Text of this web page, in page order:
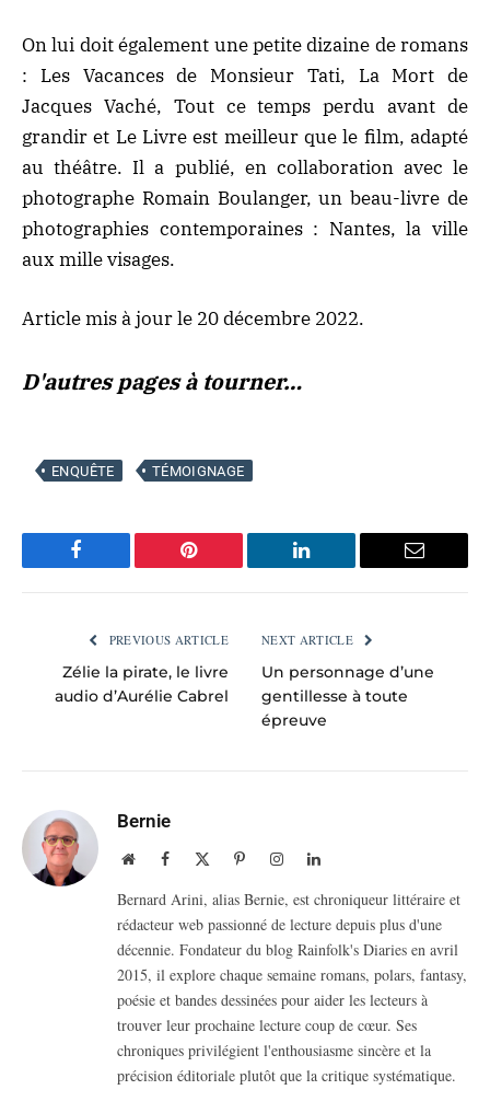
On lui doit également une petite dizaine de romans
: Les Vacances de Monsieur Tati, La Mort de
Jacques Vaché, Tout ce temps perdu avant de
grandir et Le Livre est meilleur que le film, adapté
au théâtre. Il a publié, en collaboration avec le
photographe Romain Boulanger, un beau-livre de
photographies contemporaines : Nantes, la ville
aux mille visages.
Article mis à jour le 20 décembre 2022.
D'autres pages à tourner…
ENQUÊTE TÉMOIGNAGE
Facebook Pinterest LinkedIn Email
PREVIOUS ARTICLE
Zélie la pirate, le livre
audio d’Aurélie Cabrel
NEXT ARTICLE
Un personnage d’une
gentillesse à toute
épreuve
Bernie
WebsiteFacebook PinterestInstagramLinkedIn
Bernard Arini, alias Bernie, est chroniqueur littéraire et
rédacteur web passionné de lecture depuis plus d'une
décennie. Fondateur du blog Rainfolk's Diaries en avril
2015, il explore chaque semaine romans, polars, fantasy,
poésie et bandes dessinées pour aider les lecteurs à
trouver leur prochaine lecture coup de cœur. Ses
chroniques privilégient l'enthousiasme sincère et la
précision éditoriale plutôt que la critique systématique.